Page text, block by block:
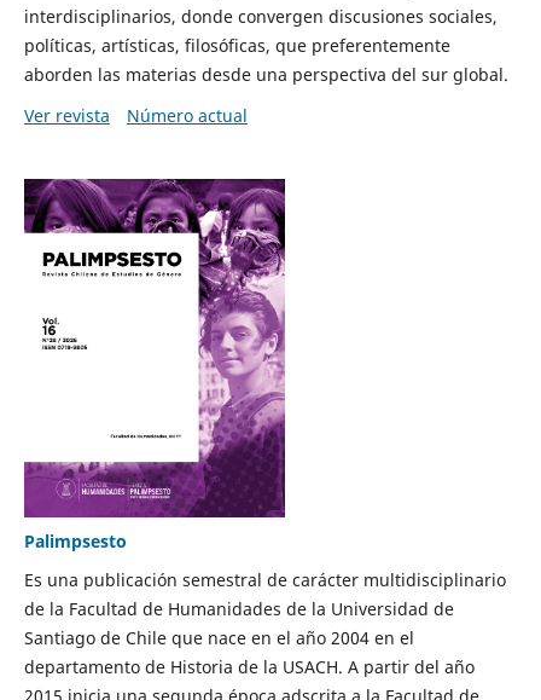
interdisciplinarios, donde convergen discusiones sociales,
políticas, artísticas, filosóficas, que preferentemente
aborden las materias desde una perspectiva del sur global.
Ver revista
Número actual
Palimpsesto
Es una publicación semestral de carácter multidisciplinario
de la Facultad de Humanidades de la Universidad de
Santiago de Chile que nace en el año 2004 en el
departamento de Historia de la USACH. A partir del año
2015 inicia una segunda época adscrita a la Facultad de